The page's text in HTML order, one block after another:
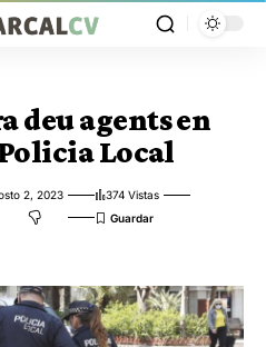
deu agents en
Local
2, 2023
374 Vistas